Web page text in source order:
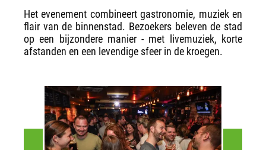
Het evenement combineert gastronomie, muziek en
flair van de binnenstad. Bezoekers beleven de stad
op een bijzondere manier - met livemuziek, korte
afstanden en een levendige sfeer in de kroegen.